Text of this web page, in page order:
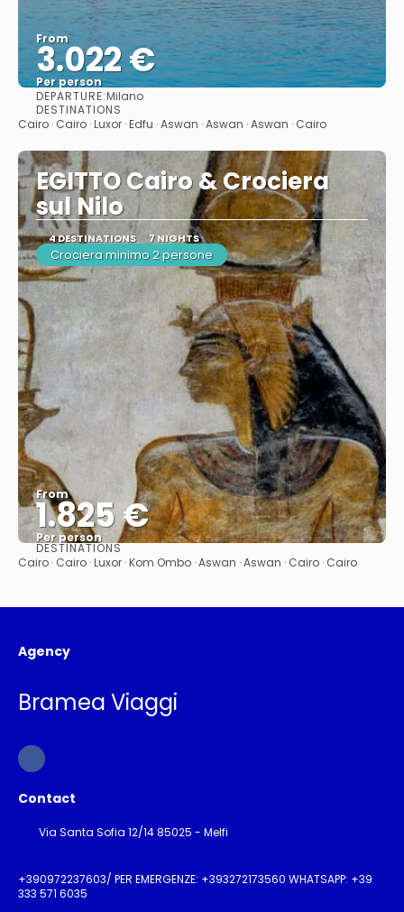
From
3.022 €
Per person
DEPARTURE:Milano
DESTINATIONS
Cairo · Cairo · Luxor · Edfu · Aswan · Aswan · Aswan · Cairo
EGITTO Cairo & Crociera
sul Nilo
4 DESTINATIONS 7 NIGHTS
Crociera minimo 2 persone
From
1.825 €
Per person
See
DESTINATIONS
Cairo · Cairo · Luxor · Kom Ombo · Aswan · Aswan · Cairo · Cairo
Agency
Bramea Viaggi
Contact
Via Santa Sofia 12/14 85025 - Melfi
+390972237603/ PER EMERGENZE: +393272173560 WHATSAPP: +39
333 571 6035